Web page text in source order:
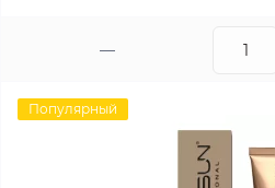
Популярный